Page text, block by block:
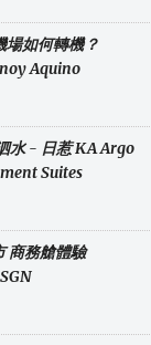
場如何轉機？
Aquino
水 - 日惹 KA Argo
Suites
商務艙體驗